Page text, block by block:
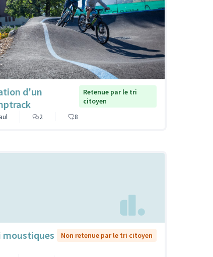
d'un
Retenue par le tri
citoyen
2 8
moustiques Non retenue par le tri citoyen